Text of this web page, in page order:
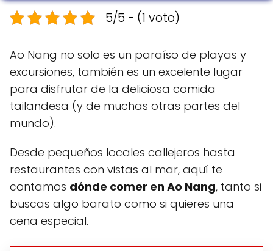
5/5 - (1 voto)
Ao Nang no solo es un paraíso de playas y
excursiones, también es un excelente lugar
para disfrutar de la deliciosa comida
tailandesa (y de muchas otras partes del
mundo).
Desde pequeños locales callejeros hasta
restaurantes con vistas al mar, aquí te
contamos dónde comer en Ao Nang, tanto si
buscas algo barato como si quieres una
cena especial.